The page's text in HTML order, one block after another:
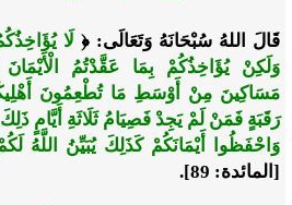
قَالَ اللهُ سُبْحَانَهُ وَتَعَالَى: ﴿ لَا
وَلَكِنْ يُؤَاخِذُكُمْ بِمَا عَقَّدْتُمُ
مَسَاكِينَ مِنْ أَوْسَطِ مَا تُطْعِمُونَ
رَقَبَةٍ فَمَنْ لَمْ يَجِدْ فَصِيَامُ ثَلَاثَةِ أَيَّامٍ
وَاحْفَظُوا أَيْمَانَكُمْ كَذَلِكَ يُبَيِّنُ اللَّهُ
[المائدة: 89].